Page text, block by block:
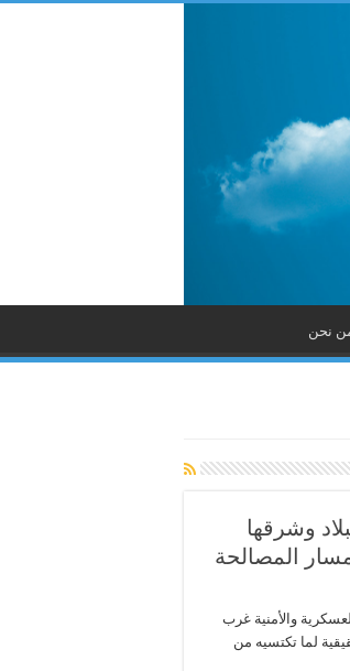
نحن
وشرقها
المصالحة
والأمنية غرب
لما تكتسيه من